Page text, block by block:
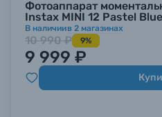
Фотоаппарат
Instax MINI 12 Pastel
В наличиив 2 магазинах
10 990 ₽ 9%
9 999 ₽